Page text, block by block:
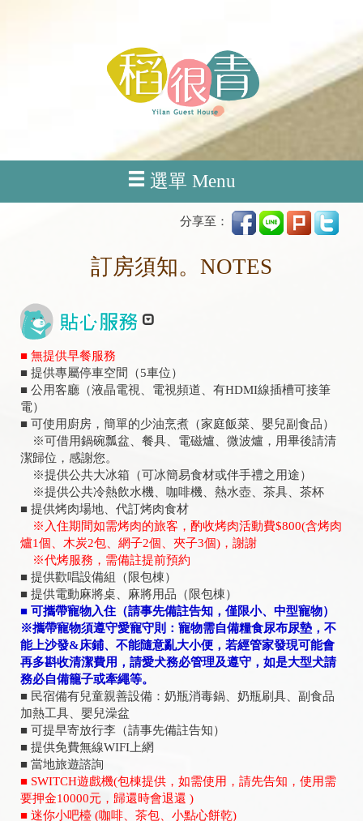
選單 Menu
分享至：
訂房須知。NOTES
■ 無提供早餐服務
■ 提供專屬停車空間（5車位）
■ 公用客廳（液晶電視、電視頻道、有HDMI線插槽可接筆
電）
■ 可使用廚房，簡單的少油烹煮（家庭飯菜、嬰兒副食品）
※可借用鍋碗瓢盆、餐具、電磁爐、微波爐，用畢後請清
潔歸位，感謝您。
※提供公共大冰箱（可冰簡易食材或伴手禮之用途）
※提供公共冷熱飲水機、咖啡機、熱水壺、茶具、茶杯
■ 提供烤肉場地、代訂烤肉食材
※入住期間如需烤肉的旅客，酌收烤肉活動費$800(含烤肉
爐1個、木炭2包、網子2個、夾子3個)，謝謝
※代烤服務，需備註提前預約
■ 提供歡唱設備組（限包棟）
■ 提供電動麻將桌、麻將用品（限包棟）
■ 可攜帶寵物入住（請事先備註告知，僅限小、中型寵物）
※攜帶寵物須遵守愛寵守則：寵物需自備糧食尿布尿墊，不
能上沙發&床鋪、不能隨意亂大小便，若經管家發現可能會
再多斟收清潔費用，請愛犬務必管理及遵守，如是大型犬請
務必自備籠子或牽繩等。
■ 民宿備有兒童親善設備：奶瓶消毒鍋、奶瓶刷具、副食品
加熱工具、嬰兒澡盆
■ 可提早寄放行李（請事先備註告知）
■ 提供免費無線WIFI上網
■ 當地旅遊諮詢
■ SWITCH遊戲機(包棟提供，如需使用，請先告知，使用需
要押金10000元，歸還時會退還 )
■ 迷你小吧檯 (咖啡、茶包、小點心餅乾)